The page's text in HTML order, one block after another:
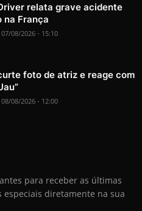
relata grave acidente
na França
07/08/2026 - 15:10
foto de atriz e reage com
08/08/2026 - 12:00
para receber as últimas
especiais diretamente na sua